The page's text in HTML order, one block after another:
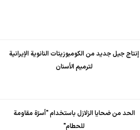
إنتاج جيل جديد من الكومبوزيتات النانوية الإيرانية
لترميم الأسنان
الحد من ضحايا الزلازل باستخدام "أسرّة مقاومة
للحطام"